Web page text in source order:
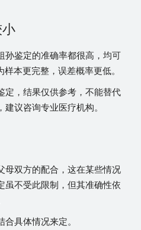
孙鉴定的准确率都很高，均可
本更完整，误差概率更低。
定，结果仅供参考，不能替代
议咨询专业医疗机构。
母双方的配合，这在某些情况
虽不受此限制，但其准确性依
具体情况来定。